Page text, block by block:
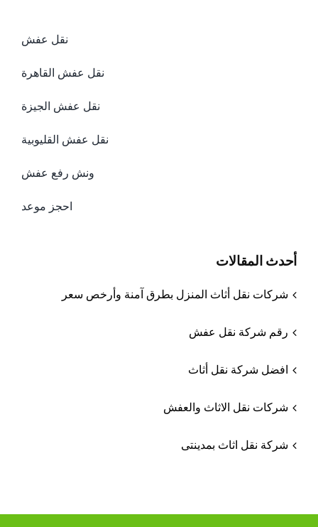
نقل عفش
نقل عفش القاهرة
نقل عفش الجيزة
نقل عفش القليوبية
ونش رفع عفش
احجز موعد
أحدث المقالات
شركات نقل أثاث المنزل بطرق آمنة وأرخص سعر
رقم شركة نقل عفش
افضل شركة نقل أثاث
شركات نقل الاثاث والعفش
شركة نقل اثاث بمدينتى